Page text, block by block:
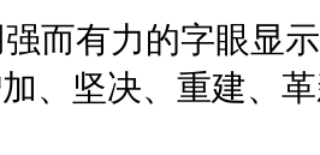
有力的字眼显示
、坚决、重建、